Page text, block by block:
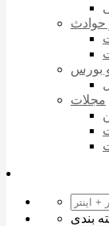
حوادث
بورس
مجلات
بندی